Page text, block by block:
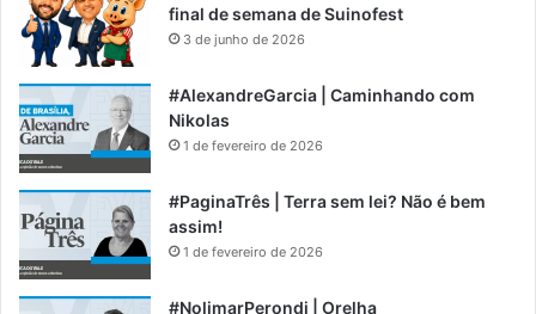
final de semana de Suinofest
3 de junho de 2026
#AlexandreGarcia | Caminhando com
Nikolas
1 de fevereiro de 2026
#PaginaTrês | Terra sem lei? Não é bem
assim!
1 de fevereiro de 2026
#NolimarPerondi | Orelha